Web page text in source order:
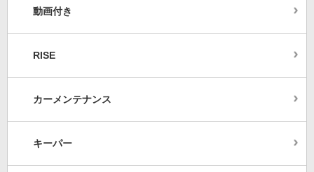
動画付き
RISE
カーメンテナンス
キーパー